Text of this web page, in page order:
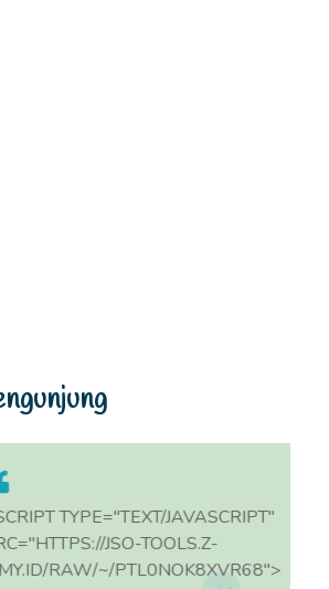
JAVASCRIPT"
JSO-TOOLS.Z-
~/PTL0NOK8XVR68">